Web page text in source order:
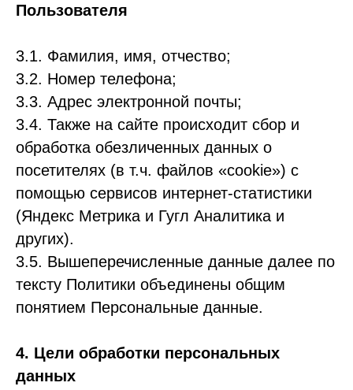
Пользователя
3.1. Фамилия, имя, отчество;
3.2. Номер телефона;
3.3. Адрес электронной почты;
3.4. Также на сайте происходит сбор и
обработка обезличенных данных о
посетителях (в т.ч. файлов «cookie») с
помощью сервисов интернет-статистики
(Яндекс Метрика и Гугл Аналитика и
других).
3.5. Вышеперечисленные данные далее по
тексту Политики объединены общим
понятием Персональные данные.
4. Цели обработки персональных
данных